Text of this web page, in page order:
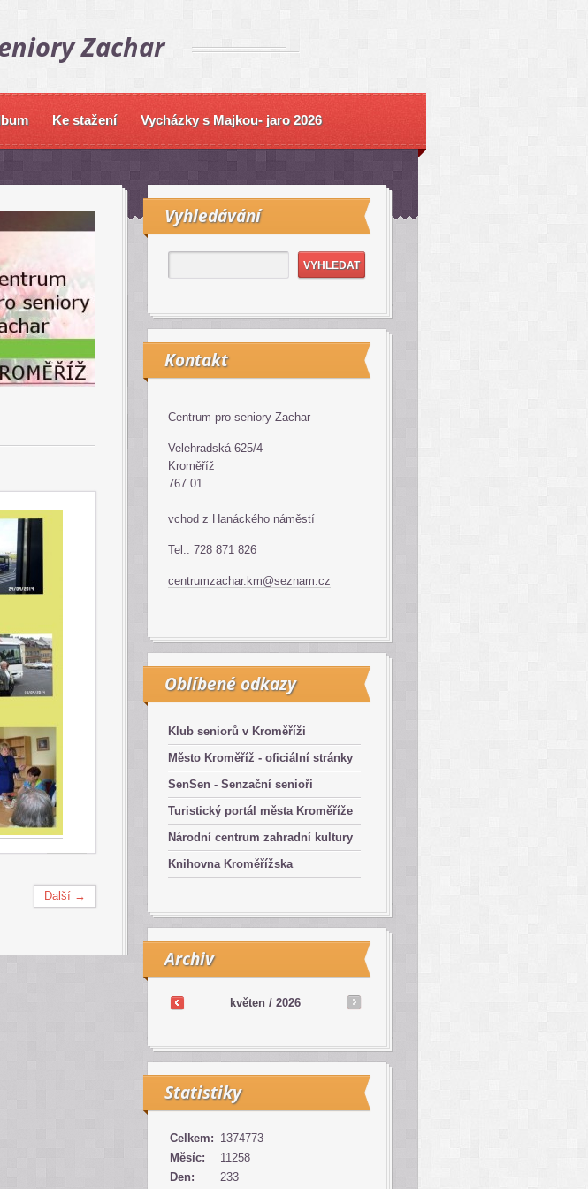
Zachar
Ke stažení Vycházky s Majkou- jaro 2026
Další →
Vyhledávání
Kontakt
Centrum pro seniory Zachar
Velehradská 625/4
Kroměříž
767 01
vchod z Hanáckého náměstí
Tel.: 728 871 826
centrumzachar.km@seznam.cz
Oblíbené odkazy
Klub seniorů v Kroměříži
Město Kroměříž - oficiální stránky
SenSen - Senzační senioři
Turistický portál města Kroměříže
Národní centrum zahradní kultury
Knihovna Kroměřížska
Archiv
květen / 2026
Statistiky
Celkem: 1374773
Měsíc:
11258
Den:
233